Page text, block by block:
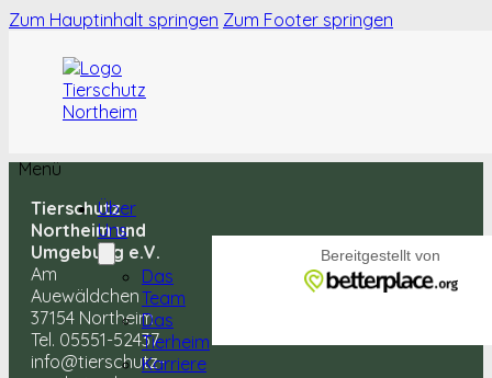
Zum Hauptinhalt springen Zum Footer springen
Menü
Über
Uns
Das
Team
Das
Tierheim
Karriere
Tierschutz
Northeim und
Umgebung e.V.
Am
Auewäldchen
37154 Northeim
Tel. 05551-52437
info@tierschutz-